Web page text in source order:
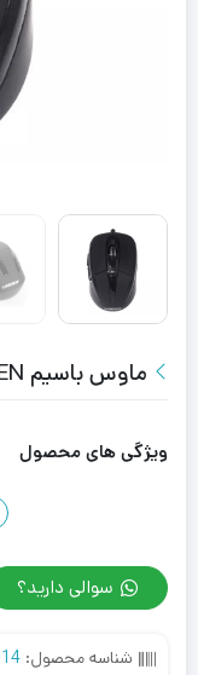
ماوس باسیم GREEN مدل GM301
ویژگی های محصول
سوالی دارید؟
شناسه محصول: